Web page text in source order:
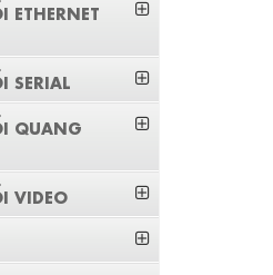
ETHERNET
SERIAL
QUANG
VIDEO